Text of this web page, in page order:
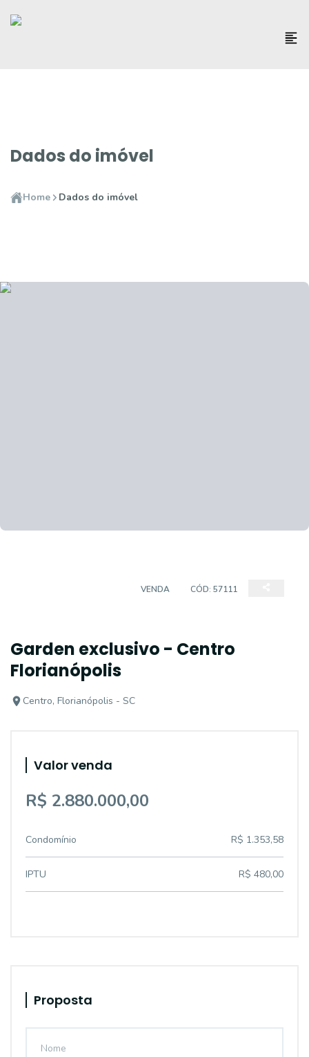
Dados do imóvel
Home Dados do imóvel
VENDA CÓD: 57111
Garden exclusivo - Centro
Florianópolis
Centro, Florianópolis - SC
Valor venda
R$ 2.880.000,00
Condomínio R$ 1.353,58
IPTU R$ 480,00
Proposta